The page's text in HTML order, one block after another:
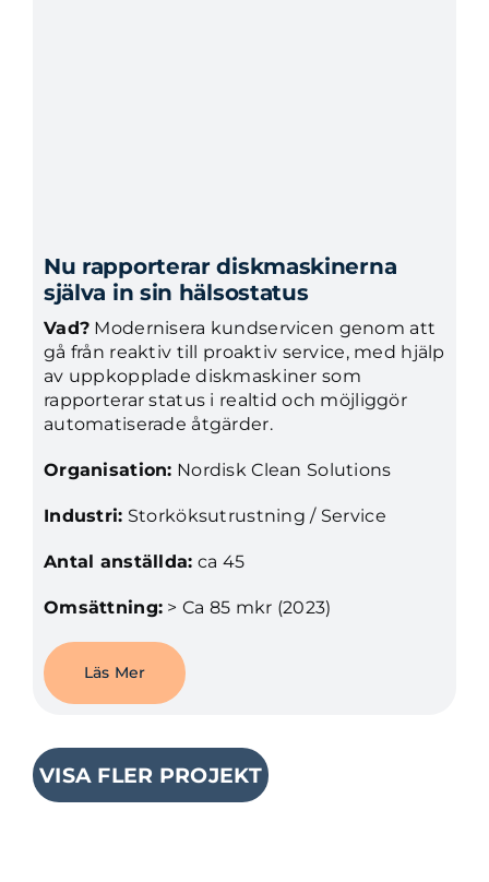
Nu rapporterar diskmaskinerna
själva in sin hälsostatus
Vad? Modernisera kundservicen genom att
gå från reaktiv till proaktiv service, med hjälp
av uppkopplade diskmaskiner som
rapporterar status i realtid och möjliggör
automatiserade åtgärder.
Organisation: Nordisk Clean Solutions
Industri: Storköksutrustning / Service
Antal anställda: ca 45
Omsättning: > Ca 85 mkr (2023)
Läs Mer
VISA FLER PROJEKT